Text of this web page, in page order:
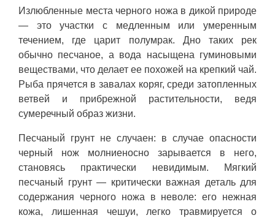
Излюбленные места черного ножа в дикой природе
— это участки с медленным или умеренным
течением, где царит полумрак. Дно таких рек
обычно песчаное, а вода насыщена гуминовыми
веществами, что делает ее похожей на крепкий чай.
Рыба прячется в завалах коряг, среди затопленных
ветвей и прибрежной растительности, ведя
сумеречный образ жизни.
Песчаный грунт не случаен: в случае опасности
черный нож молниеносно зарывается в него,
становясь практически невидимым. Мягкий
песчаный грунт — критически важная деталь для
содержания черного ножа в неволе: его нежная
кожа, лишенная чешуи, легко травмируется о